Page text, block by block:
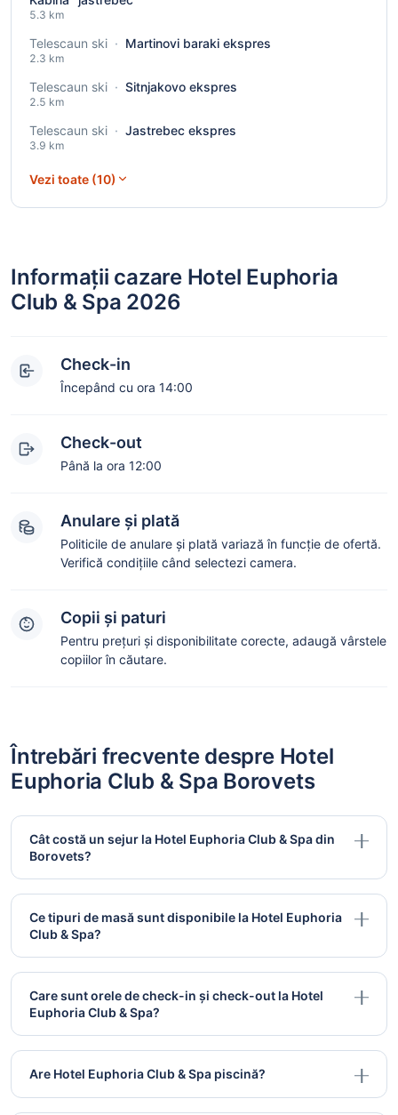
5.3 km
Telescaun ski · Martinovi baraki ekspres
2.3 km
Telescaun ski · Sitnjakovo ekspres
2.5 km
Telescaun ski · Jastrebec ekspres
3.9 km
Vezi toate (10)
Informații cazare Hotel Euphoria
Club & Spa 2026
Check-in
Începând cu ora 14:00
Check-out
Până la ora 12:00
Anulare și plată
Politicile de anulare și plată variază în funcție de ofertă.
Verifică condițiile când selectezi camera.
Copii și paturi
Pentru prețuri și disponibilitate corecte, adaugă vârstele
copiilor în căutare.
Întrebări frecvente despre Hotel
Euphoria Club & Spa Borovets
Cât costă un sejur la Hotel Euphoria Club & Spa din
Borovets?
Ce tipuri de masă sunt disponibile la Hotel Euphoria
Club & Spa?
Care sunt orele de check-in și check-out la Hotel
Euphoria Club & Spa?
Are Hotel Euphoria Club & Spa piscină?